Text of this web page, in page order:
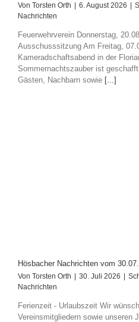
Von Torsten Orth | 6. August 2026 |
Nachrichten
Feuerwehrverein Donnerstag,
Ausschusssitzung Am Freitag,
Kameradschaftsabend in der
Sommernachtszauber ist
Gästen, Nachbarn sowie [...]
Hösbacher Nachrichten vom
Von Torsten Orth | 30. Juli 2026 |
Nachrichten
Ferienzeit - Urlaubszeit Wir
Vereinsmitgliedern sowie unseren